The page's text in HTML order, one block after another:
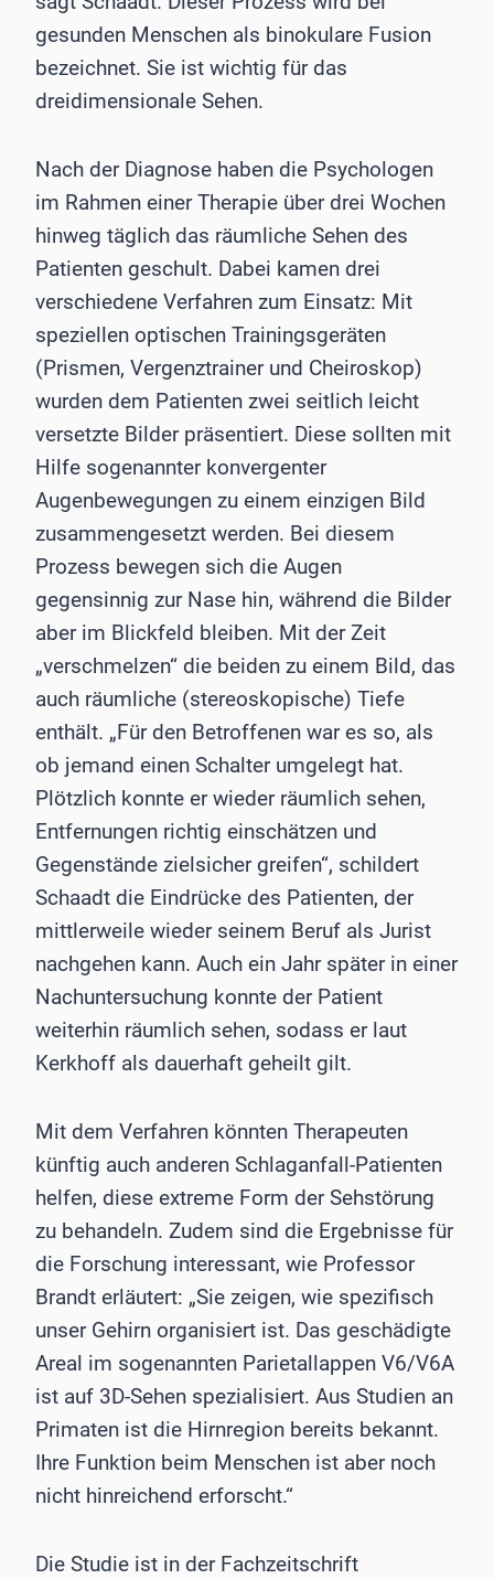
gesunden Menschen als binokulare Fusion
bezeichnet. Sie ist wichtig für das
dreidimensionale Sehen.
Nach der Diagnose haben die Psychologen
im Rahmen einer Therapie über drei Wochen
hinweg täglich das räumliche Sehen des
Patienten geschult. Dabei kamen drei
verschiedene Verfahren zum Einsatz: Mit
speziellen optischen Trainingsgeräten
(Prismen, Vergenztrainer und Cheiroskop)
wurden dem Patienten zwei seitlich leicht
versetzte Bilder präsentiert. Diese sollten mit
Hilfe sogenannter konvergenter
Augenbewegungen zu einem einzigen Bild
zusammengesetzt werden. Bei diesem
Prozess bewegen sich die Augen
gegensinnig zur Nase hin, während die Bilder
aber im Blickfeld bleiben. Mit der Zeit
„verschmelzen“ die beiden zu einem Bild, das
auch räumliche (stereoskopische) Tiefe
enthält. „Für den Betroffenen war es so, als
ob jemand einen Schalter umgelegt hat.
Plötzlich konnte er wieder räumlich sehen,
Entfernungen richtig einschätzen und
Gegenstände zielsicher greifen“, schildert
Schaadt die Eindrücke des Patienten, der
mittlerweile wieder seinem Beruf als Jurist
nachgehen kann. Auch ein Jahr später in einer
Nachuntersuchung konnte der Patient
weiterhin räumlich sehen, sodass er laut
Kerkhoff als dauerhaft geheilt gilt.
Mit dem Verfahren könnten Therapeuten
künftig auch anderen Schlaganfall-Patienten
helfen, diese extreme Form der Sehstörung
zu behandeln. Zudem sind die Ergebnisse für
die Forschung interessant, wie Professor
Brandt erläutert: „Sie zeigen, wie spezifisch
unser Gehirn organisiert ist. Das geschädigte
Areal im sogenannten Parietallappen V6/V6A
ist auf 3D-Sehen spezialisiert. Aus Studien an
Primaten ist die Hirnregion bereits bekannt.
Ihre Funktion beim Menschen ist aber noch
nicht hinreichend erforscht.“
Die Studie ist in der Fachzeitschrift